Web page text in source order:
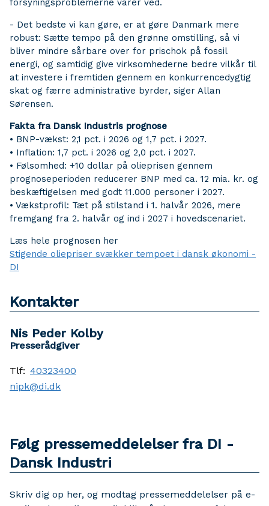
forsyningsproblemerne varer ved.
- Det bedste vi kan gøre, er at gøre Danmark mere
robust: Sætte tempo på den grønne omstilling, så vi
bliver mindre sårbare over for prischok på fossil
energi, og samtidig give virksomhederne bedre vilkår til
at investere i fremtiden gennem en konkurrencedygtig
skat og færre administrative byrder, siger Allan
Sørensen.
Fakta fra Dansk Industris prognose
• BNP-vækst: 2,1 pct. i 2026 og 1,7 pct. i 2027.
• Inflation: 1,7 pct. i 2026 og 2,0 pct. i 2027.
• Følsomhed: +10 dollar på olieprisen gennem
prognoseperioden reducerer BNP med ca. 12 mia. kr. og
beskæftigelsen med godt 11.000 personer i 2027.
• Vækstprofil: Tæt på stilstand i 1. halvår 2026, mere
fremgang fra 2. halvår og ind i 2027 i hovedscenariet.
Læs hele prognosen her
Stigende oliepriser svækker tempoet i dansk økonomi -
DI
Kontakter
Nis Peder Kolby
Presserådgiver
Tlf: 40323400
nipk@di.dk
Følg pressemeddelelser fra DI -
Dansk Industri
Skriv dig op her, og modtag pressemeddelelser på e-